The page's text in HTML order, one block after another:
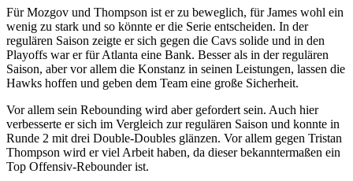
Für Mozgov und Thompson ist er zu beweglich, für James wohl ein
wenig zu stark und so könnte er die Serie entscheiden. In der
regulären Saison zeigte er sich gegen die Cavs solide und in den
Playoffs war er für Atlanta eine Bank. Besser als in der regulären
Saison, aber vor allem die Konstanz in seinen Leistungen, lassen die
Hawks hoffen und geben dem Team eine große Sicherheit.
Vor allem sein Rebounding wird aber gefordert sein. Auch hier
verbesserte er sich im Vergleich zur regulären Saison und konnte in
Runde 2 mit drei Double-Doubles glänzen. Vor allem gegen Tristan
Thompson wird er viel Arbeit haben, da dieser bekanntermaßen ein
Top Offensiv-Rebounder ist.